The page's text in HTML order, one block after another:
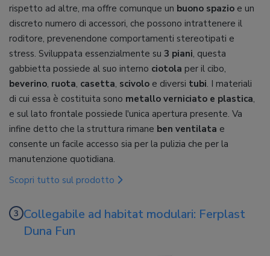
rispetto ad altre, ma offre comunque un buono spazio e un
discreto numero di accessori, che possono intrattenere il
roditore, prevenendone comportamenti stereotipati e
stress. Sviluppata essenzialmente su 3 piani, questa
gabbietta possiede al suo interno ciotola per il cibo,
beverino, ruota, casetta, scivolo e diversi tubi. I materiali
di cui essa è costituita sono metallo verniciato e plastica,
e sul lato frontale possiede l'unica apertura presente. Va
infine detto che la struttura rimane ben ventilata e
consente un facile accesso sia per la pulizia che per la
manutenzione quotidiana.
Scopri tutto sul prodotto
Collegabile ad habitat modulari: Ferplast
Duna Fun